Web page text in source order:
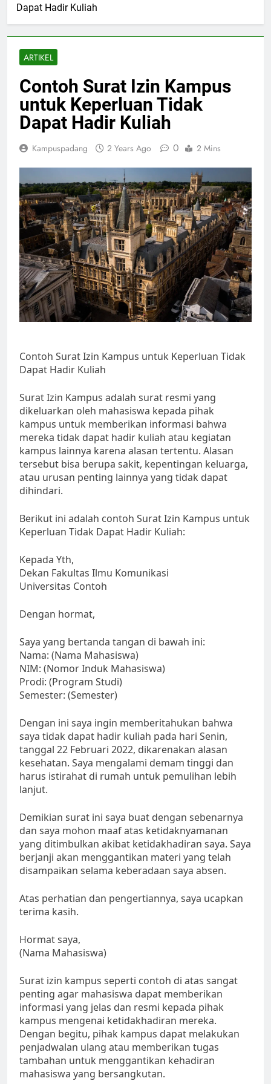
Dapat Hadir Kuliah
ARTIKEL
Contoh Surat Izin Kampus
untuk Keperluan Tidak
Dapat Hadir Kuliah
Kampuspadang 2 Years Ago 0 2 Mins
Contoh Surat Izin Kampus untuk Keperluan Tidak
Dapat Hadir Kuliah
Surat Izin Kampus adalah surat resmi yang
dikeluarkan oleh mahasiswa kepada pihak
kampus untuk memberikan informasi bahwa
mereka tidak dapat hadir kuliah atau kegiatan
kampus lainnya karena alasan tertentu. Alasan
tersebut bisa berupa sakit, kepentingan keluarga,
atau urusan penting lainnya yang tidak dapat
dihindari.
Berikut ini adalah contoh Surat Izin Kampus untuk
Keperluan Tidak Dapat Hadir Kuliah:
Kepada Yth,
Dekan Fakultas Ilmu Komunikasi
Universitas Contoh
Dengan hormat,
Saya yang bertanda tangan di bawah ini:
Nama: (Nama Mahasiswa)
NIM: (Nomor Induk Mahasiswa)
Prodi: (Program Studi)
Semester: (Semester)
Dengan ini saya ingin memberitahukan bahwa
saya tidak dapat hadir kuliah pada hari Senin,
tanggal 22 Februari 2022, dikarenakan alasan
kesehatan. Saya mengalami demam tinggi dan
harus istirahat di rumah untuk pemulihan lebih
lanjut.
Demikian surat ini saya buat dengan sebenarnya
dan saya mohon maaf atas ketidaknyamanan
yang ditimbulkan akibat ketidakhadiran saya. Saya
berjanji akan menggantikan materi yang telah
disampaikan selama keberadaan saya absen.
Atas perhatian dan pengertiannya, saya ucapkan
terima kasih.
Hormat saya,
(Nama Mahasiswa)
Surat izin kampus seperti contoh di atas sangat
penting agar mahasiswa dapat memberikan
informasi yang jelas dan resmi kepada pihak
kampus mengenai ketidakhadiran mereka.
Dengan begitu, pihak kampus dapat melakukan
penjadwalan ulang atau memberikan tugas
tambahan untuk menggantikan kehadiran
mahasiswa yang bersangkutan.